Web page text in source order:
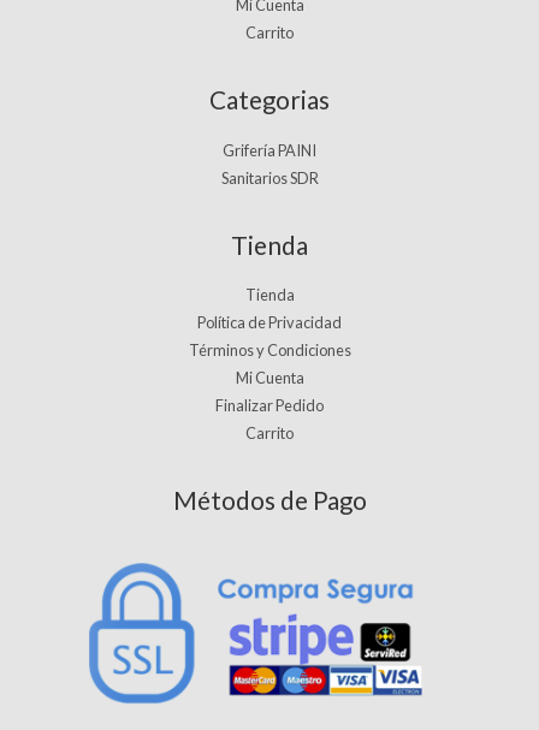
Mi Cuenta
Carrito
Categorias
Grifería PAINI
Sanitarios SDR
Tienda
Tienda
Política de Privacidad
Términos y Condiciones
Mi Cuenta
Finalizar Pedido
Carrito
Métodos de Pago